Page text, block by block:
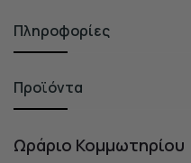
Πληροφορίες
Προϊόντα
Ωράριο Κομμωτηρίου